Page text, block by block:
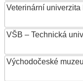
Veterinární univerzita
VŠB – Technická
Východočeské